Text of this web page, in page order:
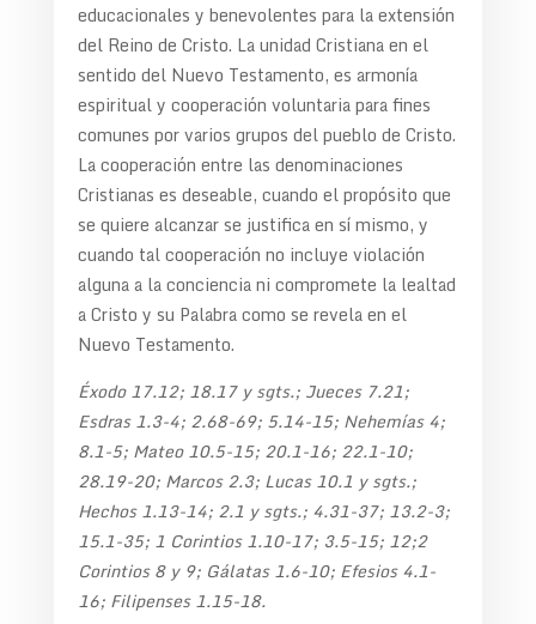
educacionales y benevolentes para la extensión
del Reino de Cristo. La unidad Cristiana en el
sentido del Nuevo Testamento, es armonía
espiritual y cooperación voluntaria para fines
comunes por varios grupos del pueblo de Cristo.
La cooperación entre las denominaciones
Cristianas es deseable, cuando el propósito que
se quiere alcanzar se justifica en sí mismo, y
cuando tal cooperación no incluye violación
alguna a la conciencia ni compromete la lealtad
a Cristo y su Palabra como se revela en el
Nuevo Testamento.
Éxodo 17.12; 18.17 y sgts.; Jueces 7.21;
Esdras 1.3-4; 2.68-69; 5.14-15; Nehemías 4;
8.1-5; Mateo 10.5-15; 20.1-16; 22.1-10;
28.19-20; Marcos 2.3; Lucas 10.1 y sgts.;
Hechos 1.13-14; 2.1 y sgts.; 4.31-37; 13.2-3;
15.1-35; 1 Corintios 1.10-17; 3.5-15; 12;2
Corintios 8 y 9; Gálatas 1.6-10; Efesios 4.1-
16; Filipenses 1.15-18.